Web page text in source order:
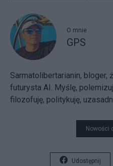
O mnie
GPS
Sarmatolibertarianin, bloger,
futurysta AI. Myślę,
filozofuję, politykuję,
Nowości
Udostępnij